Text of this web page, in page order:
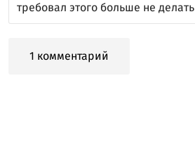
требовал этого больше не делать
1 комментарий